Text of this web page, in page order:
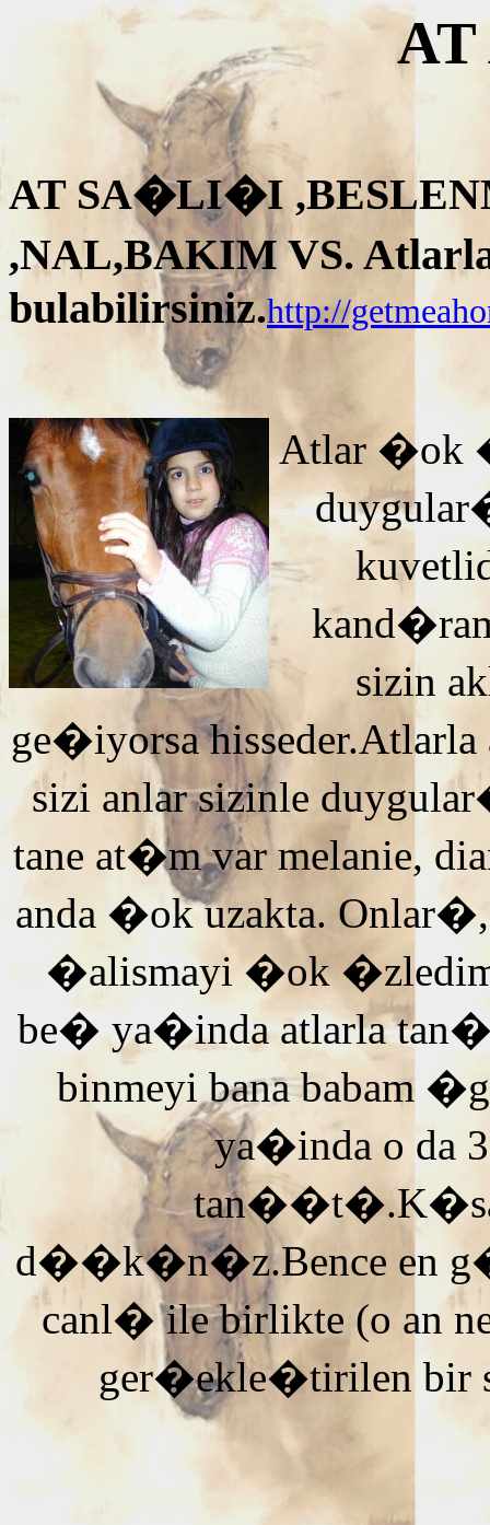
AT SA�LI�I
,NAL,BAKIM VS.
bulabilirsiniz.http://
Atlar �ok
sizin
ge�iyorsa
sizi anlar sizinle
tane at�m var melanie,
anda �ok uzakta.
�alismayi �ok
be� ya�inda atlarla
binmeyi bana babam
ya�inda o da
d��k�n�z.Bence en
canl� ile birlikte (o an
ger�ekle�tirilen bir